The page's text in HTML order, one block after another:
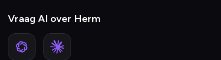
Vraag AI over Herm